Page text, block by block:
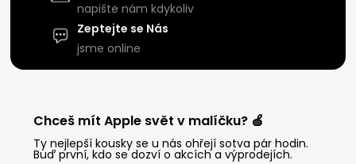
napište nám kdykoliv
Zeptejte se Nás
jsme online
Chceš mít Apple svět v malíčku? 🍏
Ty nejlepší kousky se u nás ohřejí sotva pár hodin.
Buď první, kdo se dozví o akcích a výprodejích.